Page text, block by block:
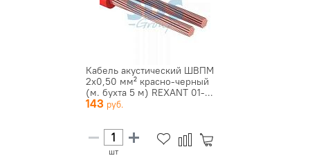
Кабель акустический ШВПМ
2х0,50 мм² красно-черный
(м. бухта 5 м) REXANT 01-...
143
шт